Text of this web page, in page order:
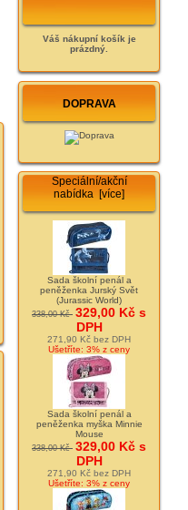
Váš nákupní košík je
prázdný.
DOPRAVA
Speciální/akční
nabídka [více]
Sada školní penál a
peněženka Jurský Svět
(Jurassic World)
338,00 Kč 329,00 Kč s
DPH
271,90 Kč bez DPH
Ušetříte: 3% z ceny
Sada školní penál a
peněženka myška Minnie
Mouse
338,00 Kč 329,00 Kč s
DPH
271,90 Kč bez DPH
Ušetříte: 3% z ceny